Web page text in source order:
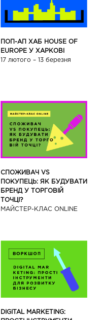
ПОП-АП ХАБ HOUSE OF
EUROPE У ХАРКОВІ
17 лютого – 13 березня
СПОЖИВАЧ VS
ПОКУПЕЦЬ: ЯК БУДУВАТИ
БРЕНД У ТОРГОВІЙ
ТОЧЦІ?
МАЙСТЕР-КЛАС ONLINE
DIGITAL MARKETING: